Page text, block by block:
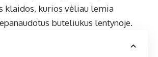
klaidos, kurios vėliau lemia
buteliukus lentynoje.